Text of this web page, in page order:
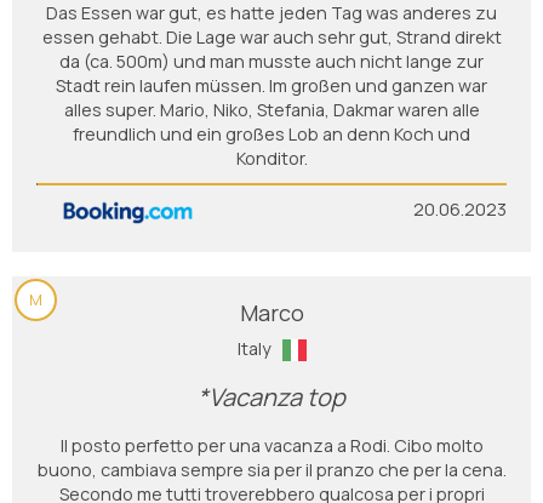
Das Essen war gut, es hatte jeden Tag was anderes zu
essen gehabt. Die Lage war auch sehr gut, Strand direkt
da (ca. 500m) und man musste auch nicht lange zur
Stadt rein laufen müssen. Im großen und ganzen war
alles super. Mario, Niko, Stefania, Dakmar waren alle
freundlich und ein großes Lob an denn Koch und
Konditor.
20.06.2023
M Marco
Italy
*Vacanza top
Il posto perfetto per una vacanza a Rodi. Cibo molto
buono, cambiava sempre sia per il pranzo che per la cena.
Secondo me tutti troverebbero qualcosa per i propri